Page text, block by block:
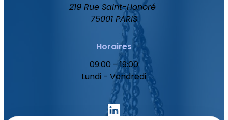
219 Rue Saint-Honoré
75001 PARIS
Horaires
09:00 - 19:00
Lundi - Vendredi